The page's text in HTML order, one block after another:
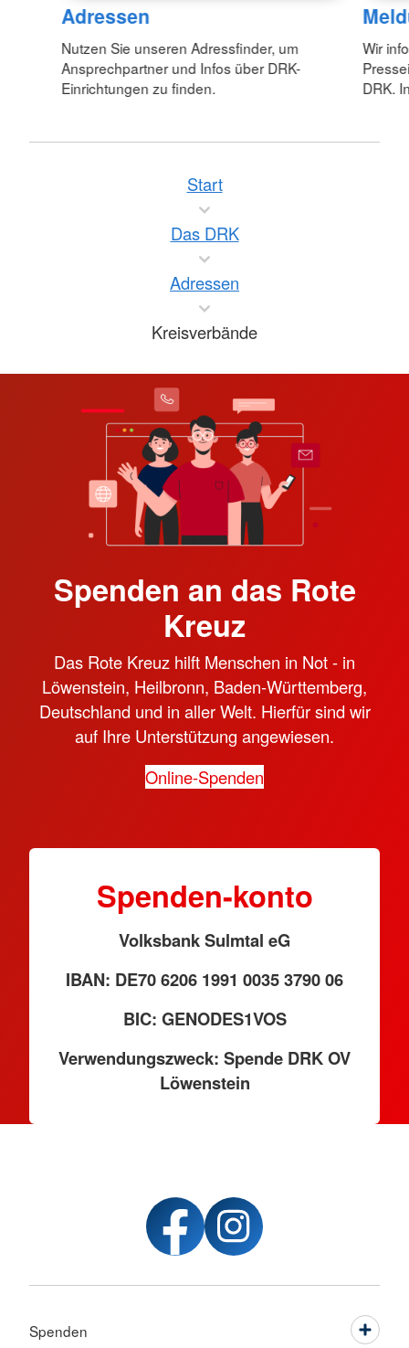
Adressen
Nutzen Sie unseren Adressfinder, um
Ansprechpartner und Infos über DRK-
Einrichtungen zu finden.
Wir
DRK.
Start
Das DRK
Adressen
Kreisverbände
Spenden an das Rote
Kreuz
Das Rote Kreuz hilft Menschen in Not - in
Löwenstein, Heilbronn, Baden-Württemberg,
Deutschland und in aller Welt. Hierfür sind wir
auf Ihre Unterstützung angewiesen.
Online-Spenden
Spenden-konto
Volksbank Sulmtal eG
IBAN: DE70 6206 1991 0035 3790 06
BIC: GENODES1VOS
Verwendungszweck: Spende DRK OV
Löwenstein
Spenden